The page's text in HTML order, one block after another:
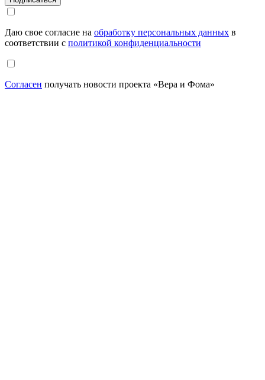
Даю свое согласие на обработку персональных данных в
соответствии с политикой конфиденциальности
Согласен получать новости проекта «Вера и Фома»